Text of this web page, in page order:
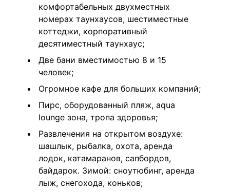
комфортабельных двухместных
номерах таунхаусов, шестиместные
коттеджи, корпоративный
десятиместный таунхаус;
Две бани вместимостью 8 и 15
человек;
Огромное кафе для больших компаний;
Пирс, оборудованный пляж, aqua
lounge зона, тропа здоровья;
Развлечения на открытом воздухе:
шашлык, рыбалка, охота, аренда
лодок, катамаранов, сапбордов,
байдарок. Зимой: сноутюбинг, аренда
лыж, снегохода, коньков;